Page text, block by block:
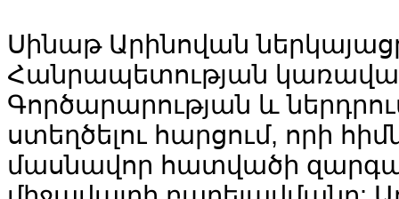
Սինաթ Արինովան
Հանրապետության
Գործարարության և
ստեղծելու հարցում, որի
մասնավոր հատվածի